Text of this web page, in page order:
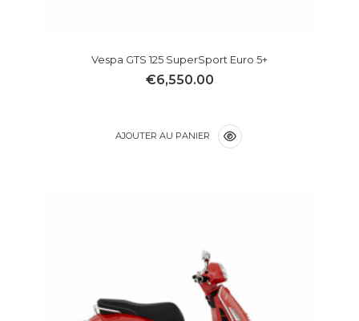
Vespa GTS 125 SuperSport Euro 5+
€6,550.00
AJOUTER AU PANIER